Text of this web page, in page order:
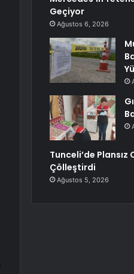
Geçiyor
Ağustos 6, 2026
Tunceli’de
Çölleştirdi
Ağustos 5, 2026